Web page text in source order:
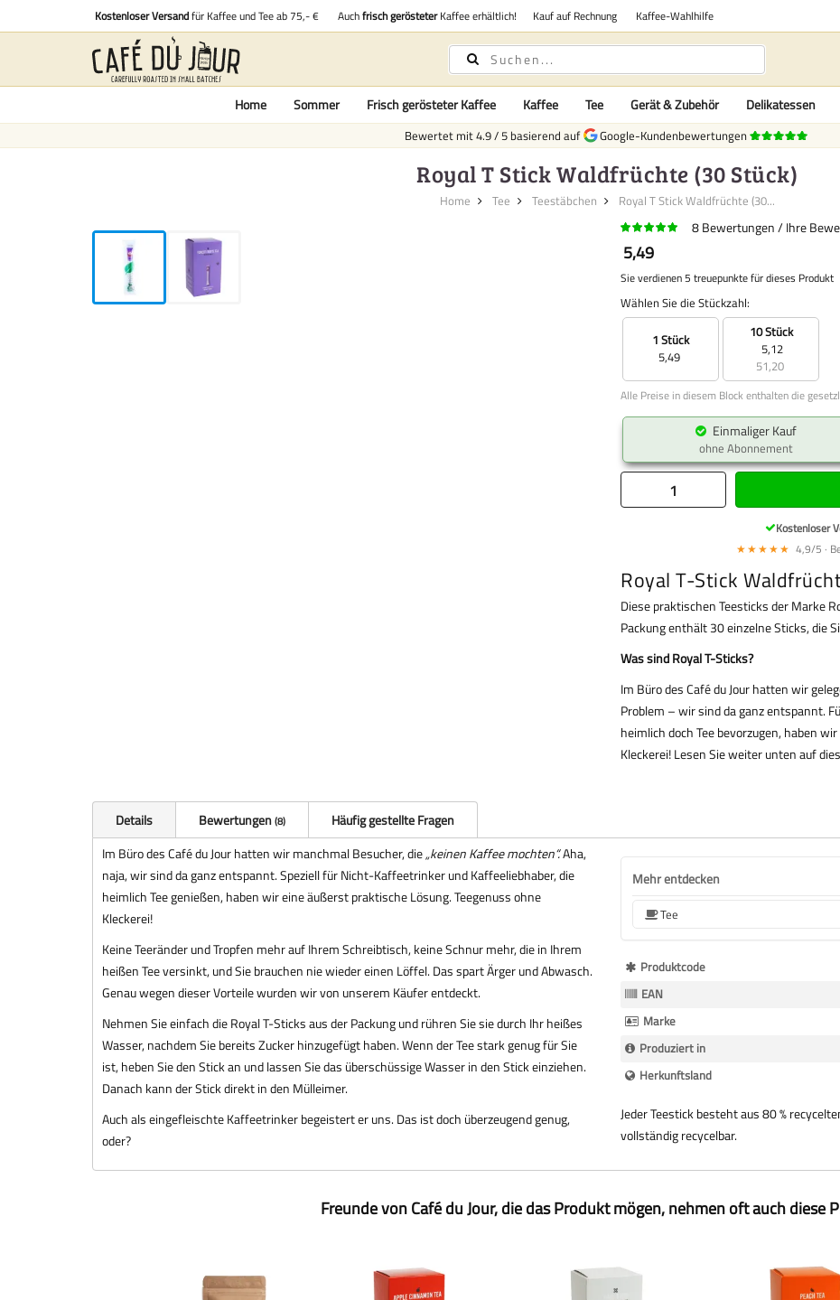
Kostenloser Versandfür Kaffee und Tee ab 75,- € Auchfrisch gerösteterKaffee erhältlich! Kauf auf Rechnung Kaffee-Wahlhilfe
Home Sommer Frisch gerösteter Kaffee Kaffee Tee Gerät & Zubehör Delikatessen
Bewertet mit4.9/5 basierend auf Google-Kundenbewertungen
Royal T Stick Waldfrüchte (30 Stück)
Home Tee Teestäbchen Royal T Stick Waldfrüchte (30...
8Bewertungen Ihre
5,49
Sie verdienen 5 treuepunkte für dieses Produkt
Wählen Sie die Stückzahl:
1 Stück
5,49
10 Stück
5,12
51,20
Alle Preise in diesem Block enthalten die
Einmaliger Kauf
ohne Abonnement
Kostenloser
★★★★★ 4,9/5 ·
Royal T-Stick
Diese praktischen Teesticks der Marke
Packung enthält 30 einzelne Sticks, die
Was sind Royal T-Sticks?
Im Büro des Café du Jour hatten wir
Problem – wir sind da ganz entspannt.
heimlich doch Tee bevorzugen, haben
Kleckerei! Lesen Sie weiter unten auf
Details Bewertungen 8
Häufig gestellte Fragen
Im Büro des Café du Jour hatten wir manchmal Besucher, die„keinen Kaffee mochten“.Aha,
naja, wir sind da ganz entspannt. Speziell für Nicht-Kaffeetrinker und Kaffeeliebhaber, die
heimlich Tee genießen, haben wir eine äußerst praktische Lösung. Teegenuss ohne
Kleckerei!
Keine Teeränder und Tropfen mehr auf Ihrem Schreibtisch, keine Schnur mehr, die in Ihrem
heißen Tee versinkt, und Sie brauchen nie wieder einen Löffel. Das spart Ärger und Abwasch.
Genau wegen dieser Vorteile wurden wir von unserem Käufer entdeckt.
Nehmen Sie einfach die Royal T-Sticks aus der Packung und rühren Sie sie durch Ihr heißes
Wasser, nachdem Sie bereits Zucker hinzugefügt haben. Wenn der Tee stark genug für Sie
ist, heben Sie den Stick an und lassen Sie das überschüssige Wasser in den Stick einziehen.
Danach kann der Stick direkt in den Mülleimer.
Auch als eingefleischte Kaffeetrinker begeistert er uns. Das ist doch überzeugend genug,
oder?
Mehr entdecken
Tee
Mehr
Informationen
Produktcode
EAN
Marke
Produziert in
Herkunftsland
Jeder Teestick besteht aus 80 %
vollständig recycelbar.
Freunde von Café du Jour, die das Produkt mögen, nehmen oft auch diese